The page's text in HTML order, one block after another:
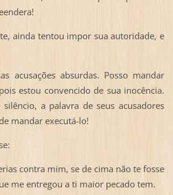
ainda tentou impor sua autoridade, e
acusações absurdas. Posso mandar
estou convencido de sua inocência.
a palavra de seus acusadores
mandar executá-lo!
contra mim, se de cima não te fosse
me entregou a ti maior pecado tem.